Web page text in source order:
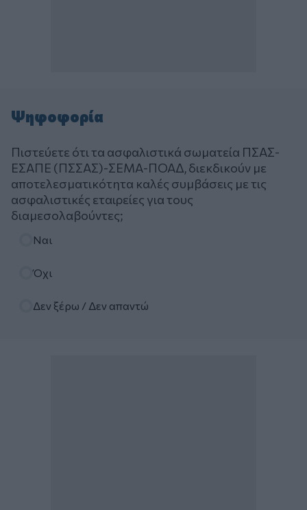
Ψηφοφορία
Πιστεύετε ότι τα ασφαλιστικά σωματεία ΠΣΑΣ-
ΕΣΑΠΕ (ΠΣΣΑΣ)-ΣΕΜΑ-ΠΟΑΔ, διεκδικούν με
αποτελεσματικότητα καλές συμβάσεις με τις
ασφαλιστικές εταιρείες για τους
διαμεσολαβούντες;
Ναι
Όχι
Δεν ξέρω / Δεν απαντώ